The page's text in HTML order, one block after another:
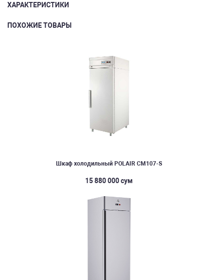
ХАРАКТЕРИСТИКИ
ПОХОЖИЕ ТОВАРЫ
Шкаф холодильный POLAIR CM107-S
15 880 000 сум